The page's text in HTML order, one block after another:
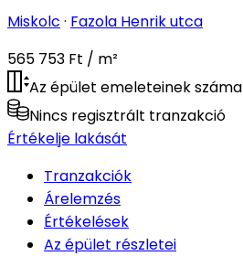
Miskolc · Fazola Henrik utca
565 753 Ft / m²
Az épület emeleteinek száma
Nincs regisztrált tranzakció
Értékelje lakását
Tranzakciók
Árelemzés
Értékelések
Az épület részletei